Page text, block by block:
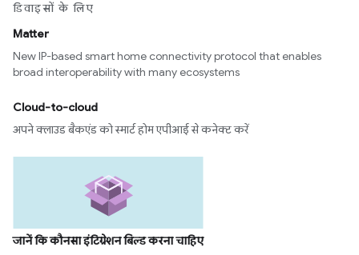
डिवाइसों के लिए
Matter
New IP-based smart home connectivity protocol that enables
broad interoperability with many ecosystems
Cloud-to-cloud
अपने क्लाउड बैकएंड को स्मार्ट होम एपीआई से कनेक्ट करें
जानें कि कौनसा इंटिग्रेशन बिल्ड करना चाहिए